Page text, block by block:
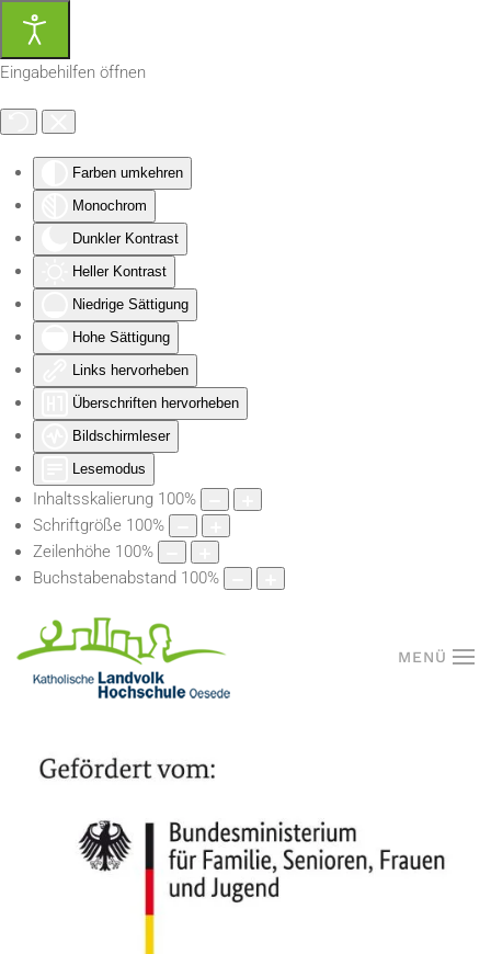
Eingabehilfen öffnen
Farben umkehren
Monochrom
Dunkler Kontrast
Heller Kontrast
Niedrige Sättigung
Hohe Sättigung
Links hervorheben
Überschriften hervorheben
Bildschirmleser
Lesemodus
Inhaltsskalierung 100%
Schriftgröße 100%
Zeilenhöhe 100%
Buchstabenabstand 100%
Zum Hauptinhalt springen
MENÜ